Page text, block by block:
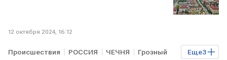
12 октября 2024, 16:12
Еще3
Происшествия РОССИЯ ЧЕЧНЯ Грозный